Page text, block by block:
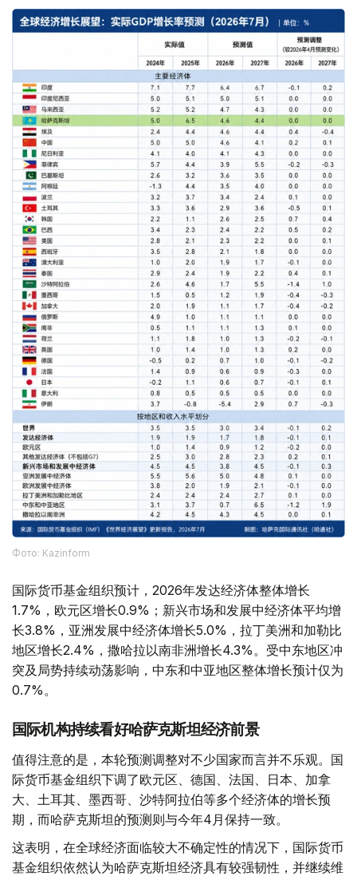
Фото: Kazinform
国际货币基金组织预计，2026年发达经济体整体增长
1.7%，欧元区增长0.9%；新兴市场和发展中经济体平均增
长3.8%，亚洲发展中经济体增长5.0%，拉丁美洲和加勒比
地区增长2.4%，撒哈拉以南非洲增长4.3%。受中东地区冲
突及局势持续动荡影响，中东和中亚地区整体增长预计仅为
0.7%。
国际机构持续看好哈萨克斯坦经济前景
值得注意的是，本轮预测调整对不少国家而言并不乐观。国
际货币基金组织下调了欧元区、德国、法国、日本、加拿
大、土耳其、墨西哥、沙特阿拉伯等多个经济体的增长预
期，而哈萨克斯坦的预测则与今年4月保持一致。
这表明，在全球经济面临较大不确定性的情况下，国际货币
基金组织依然认为哈萨克斯坦经济具有较强韧性，并继续维